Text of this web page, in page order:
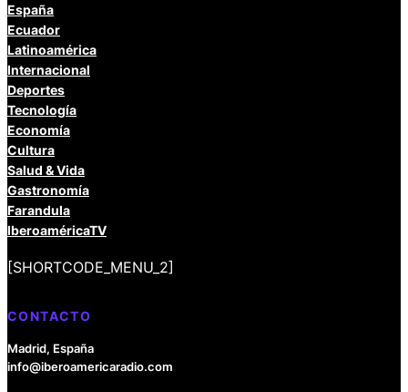
España
Ecuador
Latinoamérica
Internacional
Deportes
Tecnología
Economía
Cultura
Salud & Vida
Gastronomía
Farandula
IberoaméricaTV
[SHORTCODE_MENU_2]
CONTACTO
Madrid, España
info@iberoamericaradio.com